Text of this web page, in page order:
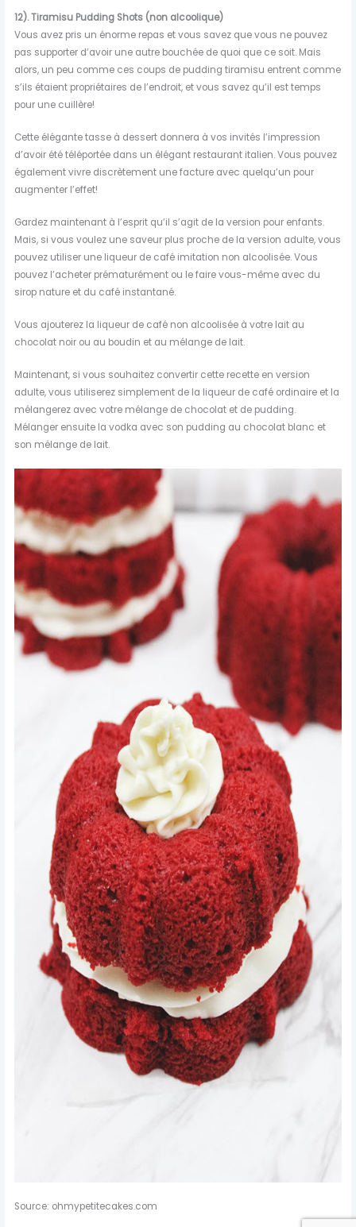
12).Tiramisu Pudding Shots (non alcoolique)
Vous avez pris un énorme repas et vous savez que vous ne pouvez
pas supporter d’avoir une autre bouchée de quoi que ce soit. Mais
alors, un peu comme ces coups de pudding tiramisu entrent comme
s’ils étaient propriétaires de l’endroit, et vous savez qu’il est temps
pour une cuillère!
Cette élégante tasse à dessert donnera à vos invités l’impression
d’avoir été téléportée dans un élégant restaurant italien. Vous pouvez
également vivre discrètement une facture avec quelqu’un pour
augmenter l’effet!
Gardez maintenant à l’esprit qu’il s’agit de la version pour enfants.
Mais, si vous voulez une saveur plus proche de la version adulte, vous
pouvez utiliser une liqueur de café imitation non alcoolisée. Vous
pouvez l’acheter prématurément ou le faire vous-même avec du
sirop nature et du café instantané.
Vous ajouterez la liqueur de café non alcoolisée à votre lait au
chocolat noir ou au boudin et au mélange de lait.
Maintenant, si vous souhaitez convertir cette recette en version
adulte, vous utiliserez simplement de la liqueur de café ordinaire et la
mélangerez avec votre mélange de chocolat et de pudding.
Mélanger ensuite la vodka avec son pudding au chocolat blanc et
son mélange de lait.
Source: ohmypetitecakes.com